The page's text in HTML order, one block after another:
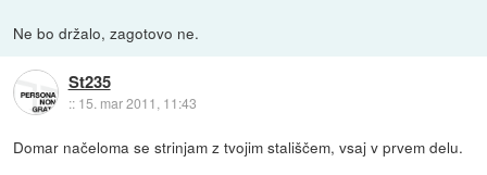
Ne bo držalo, zagotovo ne.
St235
:: 15. mar 2011, 11:43
Domar načeloma se strinjam z tvojim stališčem, vsaj v prvem delu.